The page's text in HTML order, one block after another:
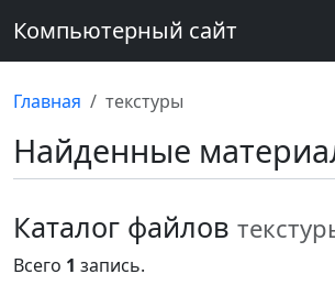
Компьютерный сайт
Главная текстуры
Найденные
Каталог файлов
Всего 1 запись.